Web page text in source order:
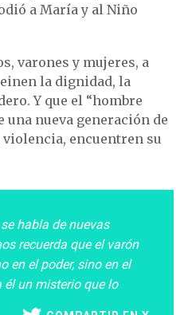
a María y al Niño
varones y mujeres, a
la dignidad, la
Y que el “hombre
una nueva generación de
encuentren su
habla de nuevas
recuerda que el varón
en el poder, sino en el
un misterio que lo